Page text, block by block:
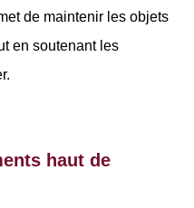
de maintenir les objets
en soutenant les
haut de